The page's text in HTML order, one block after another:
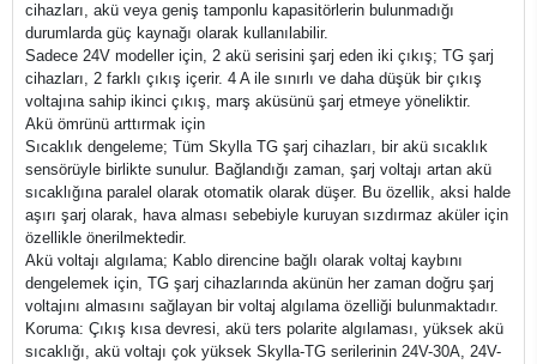
cihazları, akü veya geniş tamponlu kapasitörlerin bulunmadığı
durumlarda güç kaynağı olarak kullanılabilir.
Sadece 24V modeller için, 2 akü serisini şarj eden iki çıkış; TG şarj
cihazları, 2 farklı çıkış içerir. 4 A ile sınırlı ve daha düşük bir çıkış
voltajına sahip ikinci çıkış, marş aküsünü şarj etmeye yöneliktir.
Akü ömrünü arttırmak için
Sıcaklık dengeleme; Tüm Skylla TG şarj cihazları, bir akü sıcaklık
sensörüyle birlikte sunulur. Bağlandığı zaman, şarj voltajı artan akü
sıcaklığına paralel olarak otomatik olarak düşer. Bu özellik, aksi halde
aşırı şarj olarak, hava alması sebebiyle kuruyan sızdırmaz aküler için
özellikle önerilmektedir.
Akü voltajı algılama; Kablo direncine bağlı olarak voltaj kaybını
dengelemek için, TG şarj cihazlarında akünün her zaman doğru şarj
voltajını almasını sağlayan bir voltaj algılama özelliği bulunmaktadır.
Koruma: Çıkış kısa devresi, akü ters polarite algılaması, yüksek akü
sıcaklığı, akü voltajı çok yüksek Skylla-TG serilerinin 24V-30A, 24V-